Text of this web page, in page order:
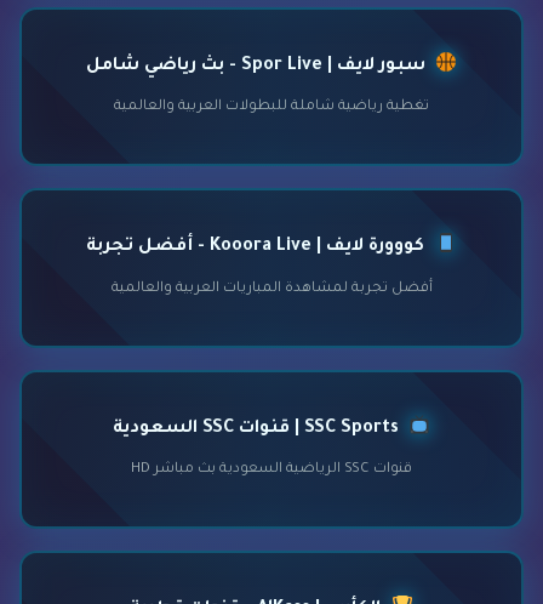
سبور لايف | Spor Live - بث رياضي شامل
تغطية رياضية شاملة للبطولات العربية والعالمية
كووورة لايف | Kooora Live - أفضل تجربة
أفضل تجربة لمشاهدة المباريات العربية والعالمية
قنوات SSC الرياضية السعودية بث مباشر HD